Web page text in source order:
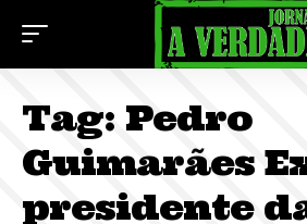
Tag: Pedro
Guimarães
presidente